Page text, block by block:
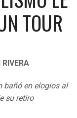
TOUR
RIVERA
bañó en elogios al
su retiro